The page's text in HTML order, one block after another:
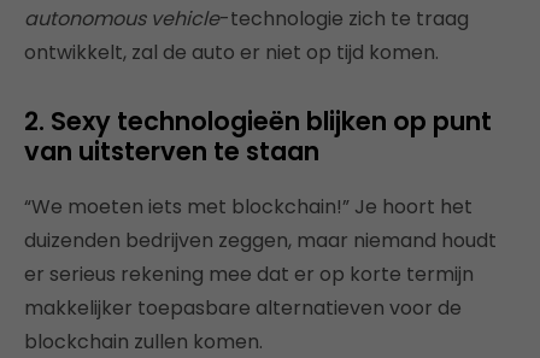
autonomous vehicle-technologie zich te traag
ontwikkelt, zal de auto er niet op tijd komen.
2. Sexy technologieën blijken op punt
van uitsterven te staan
“We moeten iets met blockchain!” Je hoort het
duizenden bedrijven zeggen, maar niemand houdt
er serieus rekening mee dat er op korte termijn
makkelijker toepasbare alternatieven voor de
blockchain zullen komen.